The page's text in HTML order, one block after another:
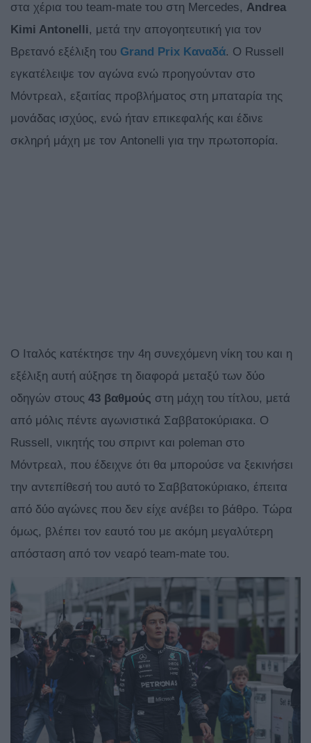
στα χέρια του team-mate του στη Mercedes, Andrea
Kimi Antonelli, μετά την απογοητευτική για τον
Βρετανό εξέλιξη του Grand Prix Καναδά. Ο Russell
εγκατέλειψε τον αγώνα ενώ προηγούνταν στο
Μόντρεαλ, εξαιτίας προβλήματος στη μπαταρία της
μονάδας ισχύος, ενώ ήταν επικεφαλής και έδινε
σκληρή μάχη με τον Antonelli για την πρωτοπορία.
O Ιταλός κατέκτησε την 4η συνεχόμενη νίκη του και η
εξέλιξη αυτή αύξησε τη διαφορά μεταξύ των δύο
οδηγών στους 43 βαθμούς στη μάχη του τίτλου, μετά
από μόλις πέντε αγωνιστικά Σαββατοκύριακα. Ο
Russell, νικητής του σπριντ και poleman στο
Μόντρεαλ, που έδειχνε ότι θα μπορούσε να ξεκινήσει
την αντεπίθεσή του αυτό το Σαββατοκύριακο, έπειτα
από δύο αγώνες που δεν είχε ανέβει το βάθρο. Τώρα
όμως, βλέπει τον εαυτό του με ακόμη μεγαλύτερη
απόσταση από τον νεαρό team-mate του.